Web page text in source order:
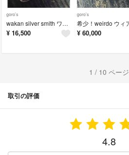
goro's
wakan silver smith ワカンシルバースミス シルバー フェザー
¥ 16,500
goro's
¥ 60,000
1 / 10 ページ
取引の評価
4.8